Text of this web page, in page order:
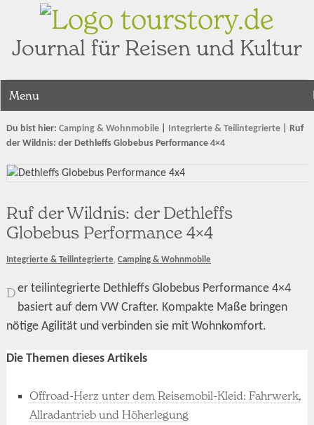
tourstory.de
Journal für Reisen und Kultur
Menu
Du bist hier: Camping & Wohnmobile| Integrierte & Teilintegrierte| Ruf
der Wildnis: der Dethleffs Globebus Performance 4×4
Ruf der Wildnis: der Dethleffs
Globebus Performance 4×4
Integrierte & Teilintegrierte, Camping & Wohnmobile
Der teilintegrierte Dethleffs Globebus Performance 4×4
basiert auf dem VW Crafter. Kompakte Maße bringen
nötige Agilität und verbinden sie mit Wohnkomfort.
Die Themen dieses Artikels
Offroad-Herz unter dem Reisemobil-Kleid: Fahrwerk,
Allradantrieb und Höherlegung